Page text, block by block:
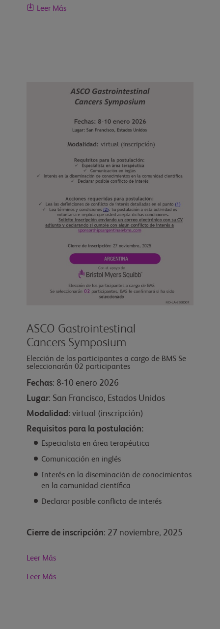
Leer Más
ASCO Gastrointestinal
Cancers Symposium
Elección de los participantes a cargo de BMS Se
seleccionarán 02 participantes
Fechas: 8-10 enero 2026
Lugar: San Francisco, Estados Unidos
Modalidad : virtual (inscripción)
Requisitos para la postulación:
Especialista en área terapéutica
Comunicación en inglés
Interés en la diseminación de conocimientos
en la comunidad científica
Declarar posible conflicto de interés
Cierre de inscripción: 27 noviembre, 2025
Leer Más
Leer Más